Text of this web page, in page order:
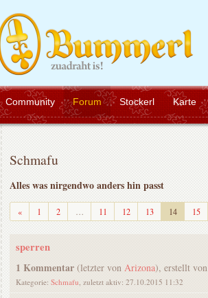
Community Forum Stockerl Karte
Schmafu
Alles was nirgendwo anders hin passt
«Zurück1 2 … 11 12 13 14 15
sperren
1 Kommentar(letzter von Arizona), erstellt von
Kategorie: Schmafu , zuletzt aktiv: 27.10.2015 11:32